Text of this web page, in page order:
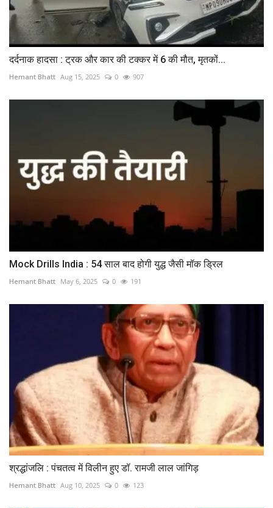
दर्दनाक हादसा : ट्रक और कार की टक्कर में 6 की मौत, मृतकों...
Hemant Bhatt Aug 15, 2025 0 907
Mock Drills India : 54 साल बाद होगी युद्ध जैसी मॉक ड्रिल
Hemant Bhatt May 6, 2025 0 191
श्रद्धांजलि : पंचतत्व में विलीन हुए डॉ. रामजी लाल जांगिड़
Hemant Bhatt Aug 10, 2025 0 123